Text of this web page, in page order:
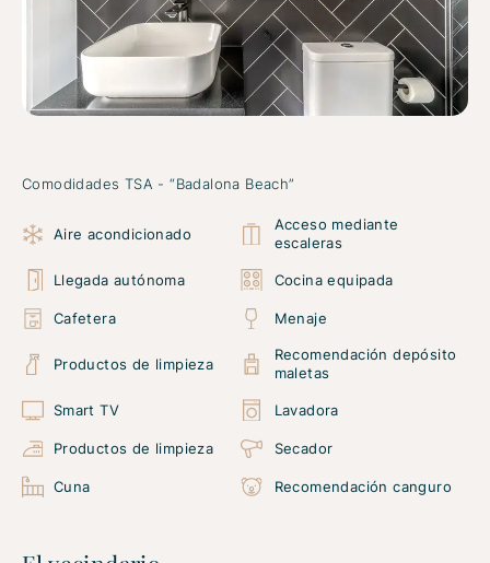
Comodidades TSA - “Badalona Beach”
Aire acondicionado
Acceso mediante
escaleras
Llegada autónoma Cocina equipada
Cafetera Menaje
Productos de limpieza
Recomendación depósito
maletas
Smart TV Lavadora
Productos de limpieza Secador
Cuna Recomendación canguro